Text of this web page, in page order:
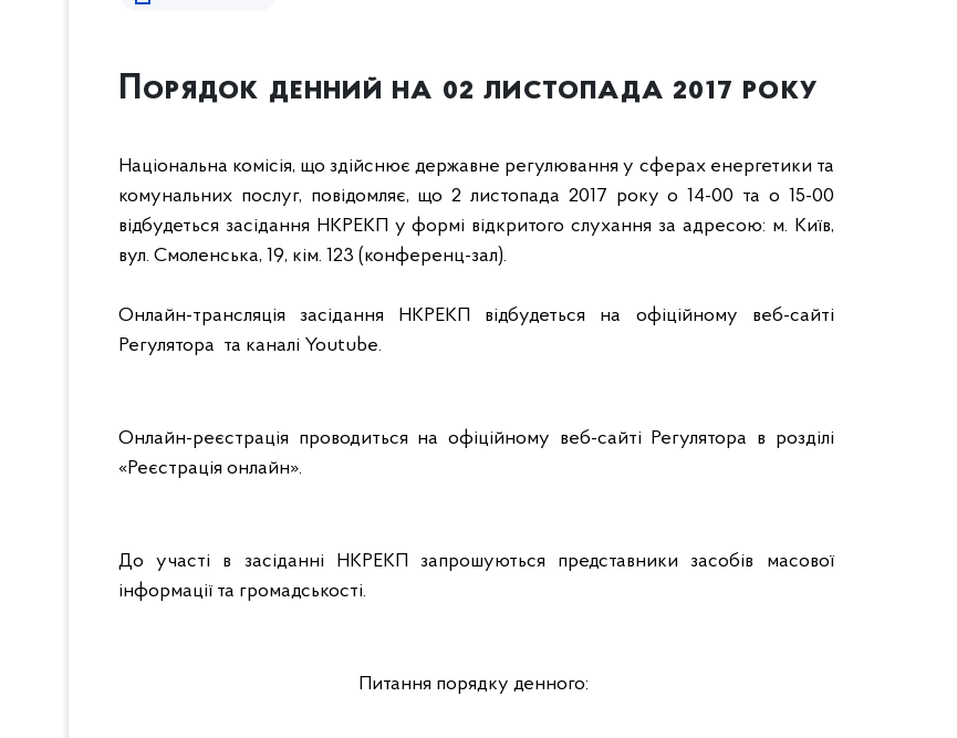
Порядок денний на 02 листопада 2017 року
Національна комісія, що здійснює державне регулювання у сферах енергетики та
комунальних послуг, повідомляє, що2 листопада 2017 року о 14-00 та о 15-00
відбудеться засідання НКРЕКП у формі відкритого слухання за адресою: м. Київ,
вул. Смоленська, 19, кім. 123 (конференц-зал).
Онлайн-трансляція засідання НКРЕКП відбудеться на офіційному веб-сайті
Регулятора та каналі Youtube.
Онлайн-реєстрація проводиться на офіційному веб-сайті Регулятора в розділі
«Реєстрація онлайн».
До участі в засіданні НКРЕКП запрошуються представники засобів масової
інформації та громадськості.
Питання порядку денного: